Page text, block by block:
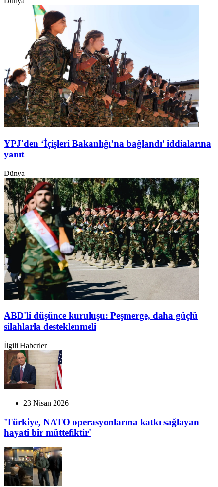
YPJ'den ‘İçişleri Bakanlığı’na bağlandı’ iddialarına
yanıt
Dünya
ABD'li düşünce kuruluşu: Peşmerge, daha güçlü
silahlarla desteklenmeli
İlgili Haberler
23 Nisan 2026
'Türkiye, NATO operasyonlarına katkı sağlayan
hayati bir müttefiktir'